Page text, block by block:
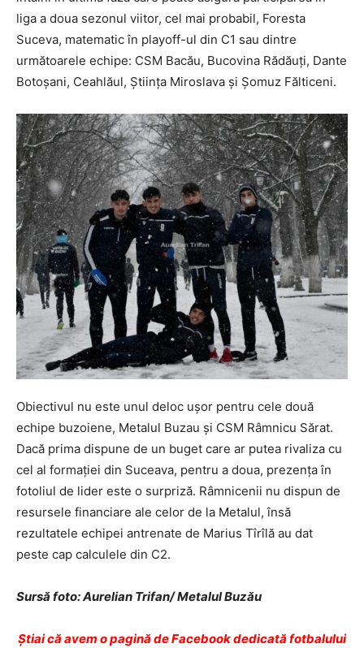
liga a doua sezonul viitor, cel mai probabil, Foresta
Suceva, matematic în playoff-ul din C1 sau dintre
următoarele echipe: CSM Bacău, Bucovina Rădăuți, Dante
Botoșani, Ceahlăul, Știința Miroslava și Șomuz Fălticeni.
Obiectivul nu este unul deloc uşor pentru cele două
echipe buzoiene, Metalul Buzau şi CSM Râmnicu Sărat.
Dacă prima dispune de un buget care ar putea rivaliza cu
cel al formaţiei din Suceava, pentru a doua, prezenţa în
fotoliul de lider este o surpriză. Râmnicenii nu dispun de
resursele financiare ale celor de la Metalul, însă
rezultatele echipei antrenate de Marius Tîrîlă au dat
peste cap calculele din C2.
Sursă foto: Aurelian Trifan/ Metalul Buzău
Ştiai că avem o pagină de Facebook dedicată fotbalului